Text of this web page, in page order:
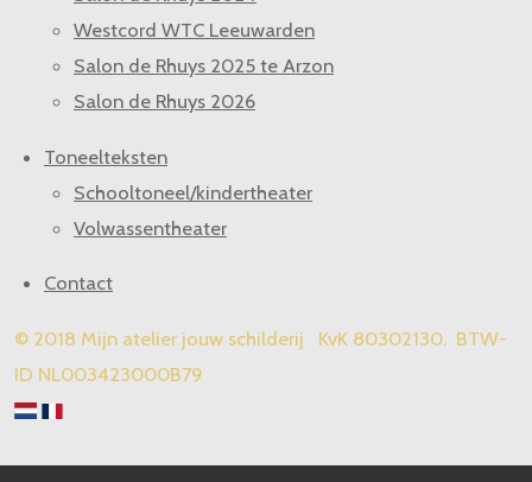
Westcord WTC Leeuwarden
Salon de Rhuys 2025 te Arzon
Salon de Rhuys 2026
Toneelteksten
Schooltoneel/kindertheater
Volwassentheater
Contact
© 2018 Mijn atelier jouw schilderij KvK 80302130. BTW-
ID NL003423000B79